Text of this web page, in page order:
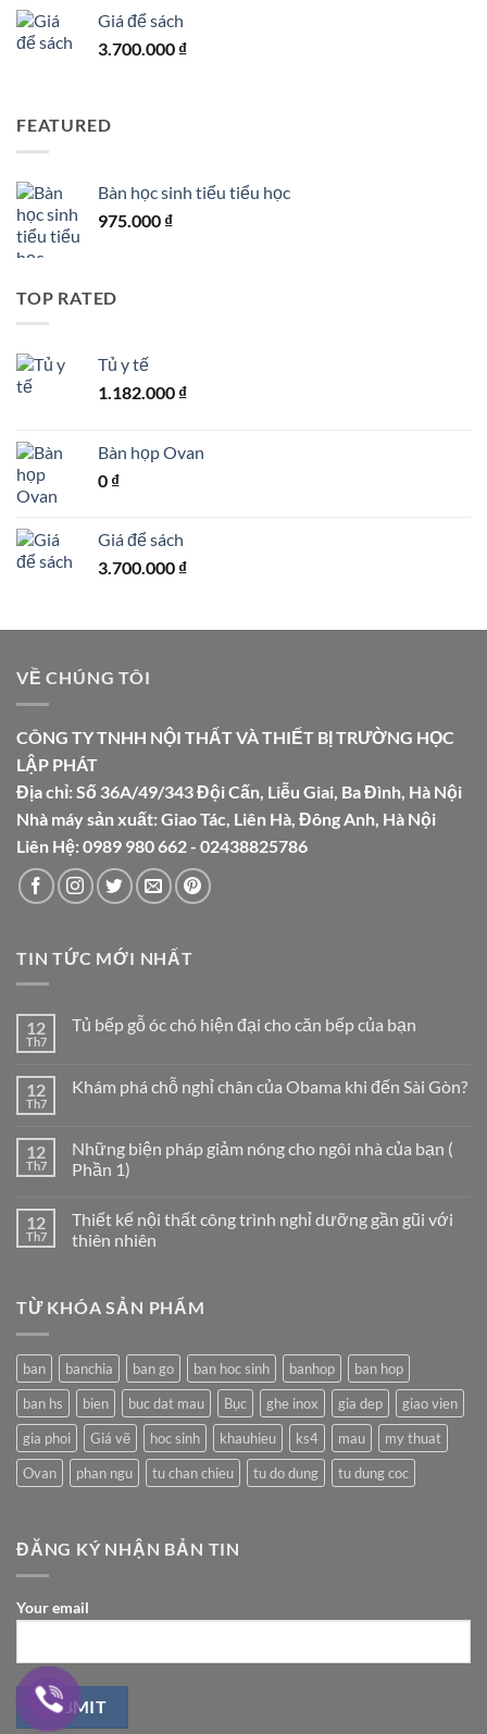
Giá để sách
3.700.000 ₫
FEATURED
Bàn học sinh tiểu tiểu học
975.000 ₫
TOP RATED
Tủ y tế
1.182.000 ₫
Bàn họp Ovan
0 ₫
Giá để sách
3.700.000 ₫
VỀ CHÚNG TÔI
CÔNG TY TNHH NỘI THẤT VÀ THIẾT BỊ TRƯỜNG HỌC
LẬP PHÁT
Địa chỉ: Số 36A/49/343 Đội Cấn, Liễu Giai, Ba Đình, Hà Nội
Nhà máy sản xuất: Giao Tác, Liên Hà, Đông Anh, Hà Nội
Liên Hệ: 0989 980 662 - 02438825786
TIN TỨC MỚI NHẤT
12
Th7
Tủ bếp gỗ óc chó hiện đại cho căn bếp của bạn
luận
gỗ
óc
chó
cho
căn
bếp
12
Th7
Khám phá chỗ nghỉ chân của Obama khi đến Sài Gòn?
luận
ở
Khám
nghỉ
chân
của
Sài
12
Th7
Những biện pháp giảm nóng cho ngôi nhà của bạn (
Phần 1)
bình
luận
ở
giảm
nóng
của
bạn
Phần
1)
12
Th7
Thiết kế nội thất công trình nghỉ dưỡng gần gũi với
thiên nhiên
luận
ở
thất
công
trình
nghỉ
dưỡng
gũi
với
thiên
TỪ KHÓA SẢN PHẨM
ban banchia ban go ban hoc sinh banhop
ban hop
ban hs
bien buc dat mau Bục ghe inox gia dep
giao vien
gia phoi
Giá vẽ hoc sinh khauhieu ks4 mau
my thuat
Ovan
phan ngu tu chan chieu tu do dung tu dung coc
ĐĂNG KÝ NHẬN BẢN TIN
Your email